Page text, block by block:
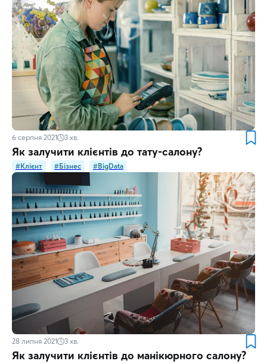
6 серпня 2021 3 хв.
Як залучити клієнтів до тату-салону?
#Клієнт #Бізнес #BigData
28 липня 2021 3 хв.
Як залучити клієнтів до манікюрного салону?